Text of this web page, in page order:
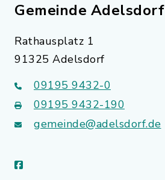
Gemeinde Adelsdorf
Rathausplatz 1
91325 Adelsdorf
09195 9432-0
09195 9432-190
gemeinde@adelsdorf.de
facebook